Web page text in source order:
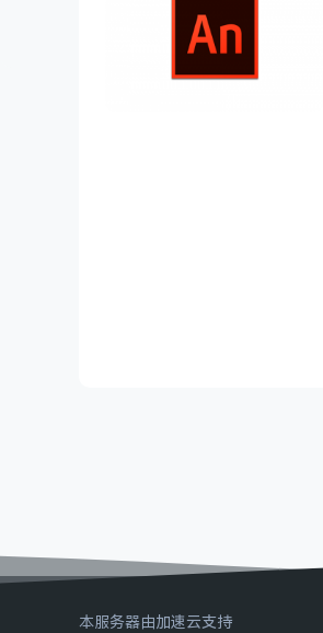
本服务器由加速云支持